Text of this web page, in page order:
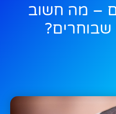
– מה חשוב
שבוחרים?